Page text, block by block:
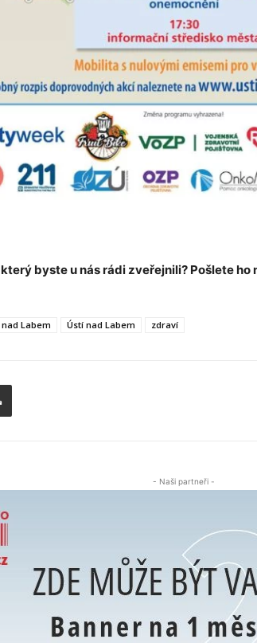
byste u nás rádi zveřejnili? Pošlete ho
Labem Ústí nad Labem zdraví
- Naši partneři -